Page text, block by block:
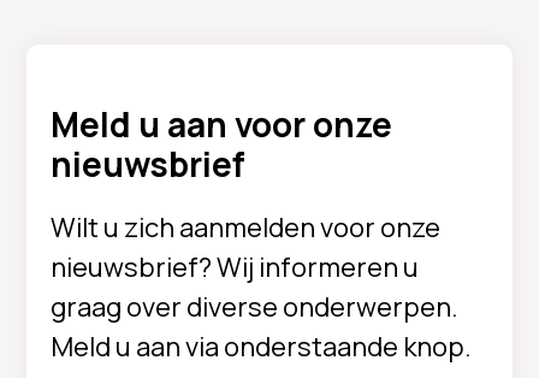
Meld u aan voor onze
nieuwsbrief
Wilt u zich aanmelden voor onze
nieuwsbrief? Wij informeren u
graag over diverse onderwerpen.
Meld u aan via onderstaande knop.